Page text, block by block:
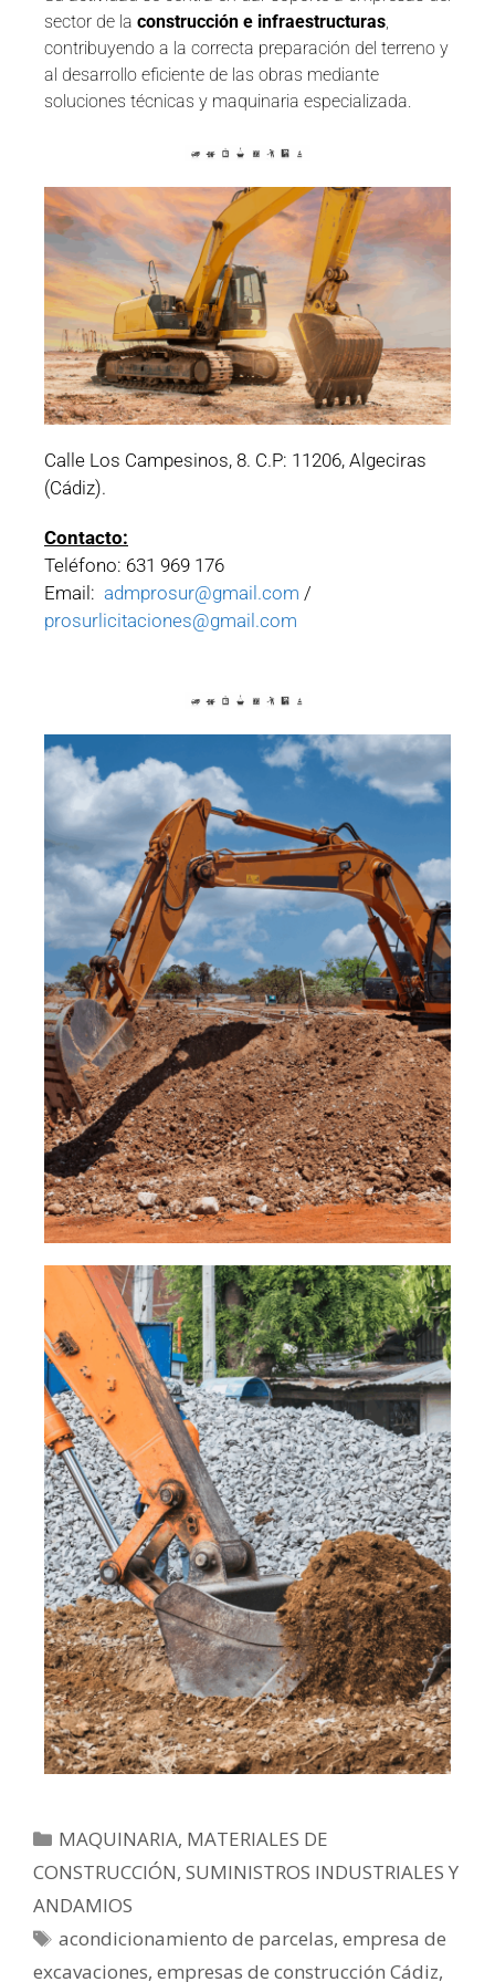
sector de la construcción e infraestructuras
contribuyendo a la correcta preparación del terreno y
al desarrollo eficiente de las obras mediante
soluciones técnicas y maquinaria especializada.
Calle Los Campesinos, 8. C.P: 11206, Algeciras
(Cádiz).
Contacto:
Teléfono: 631 969 176
Email: admprosur@gmail.com /
prosurlicitaciones@gmail.com
MAQUINARIA, MATERIALES DE
CONSTRUCCIÓN, SUMINISTROS INDUSTRIALES Y
ANDAMIOS
acondicionamiento de parcelas,empresa de
excavaciones, empresas de construcción Cádiz,